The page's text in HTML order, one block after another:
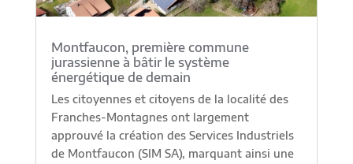
Montfaucon, première commune
jurassienne à bâtir le système
énergétique de demain
Les citoyennes et citoyens de la localité des
Franches-Montagnes ont largement
approuvé la création des Services Industriels
de Montfaucon (SIM SA), marquant ainsi une